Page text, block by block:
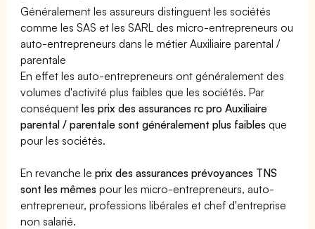
Généralement les assureurs distinguent les sociétés
comme les SAS et les SARL des micro-entrepreneurs ou
auto-entrepreneurs dans le métier Auxiliaire parental /
parentale
En effet les auto-entrepreneurs ont généralement des
volumes d'activité plus faibles que les sociétés. Par
conséquentles prix des assurances rc pro Auxiliaire
parental / parentale sont généralement plus faibles que
pour les sociétés.
En revanche leprix des assurances prévoyances TNS
sont les mêmes pour les micro-entrepreneurs, auto-
entrepreneur, professions libérales et chef d'entreprise
non salarié.